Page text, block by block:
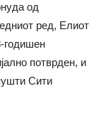
од
ред, Елиот
годишен
потврден, и
Сити